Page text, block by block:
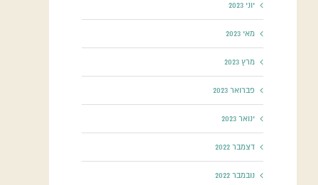
יוני 2023
מאי 2023
מרץ 2023
פברואר 2023
ינואר 2023
דצמבר 2022
נובמבר 2022